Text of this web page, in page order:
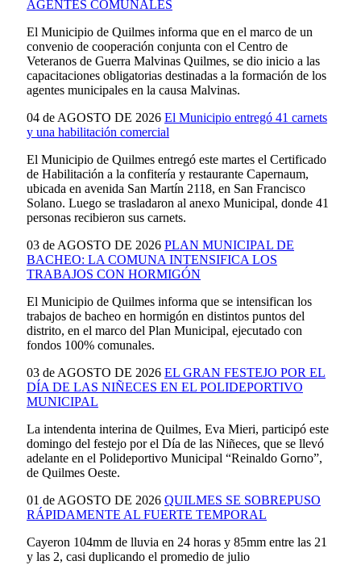
AGENTES COMUNALES
El Municipio de Quilmes informa que en el marco de un
convenio de cooperación conjunta con el Centro de
Veteranos de Guerra Malvinas Quilmes, se dio inicio a las
capacitaciones obligatorias destinadas a la formación de los
agentes municipales en la causa Malvinas.
04 de AGOSTO DE 2026 El Municipio entregó 41 carnets
y una habilitación comercial
El Municipio de Quilmes entregó este martes el Certificado
de Habilitación a la confitería y restaurante Capernaum,
ubicada en avenida San Martín 2118, en San Francisco
Solano. Luego se trasladaron al anexo Municipal, donde 41
personas recibieron sus carnets.
03 de AGOSTO DE 2026 PLAN MUNICIPAL DE
BACHEO: LA COMUNA INTENSIFICA LOS
TRABAJOS CON HORMIGÓN
El Municipio de Quilmes informa que se intensifican los
trabajos de bacheo en hormigón en distintos puntos del
distrito, en el marco del Plan Municipal, ejecutado con
fondos 100% comunales.
03 de AGOSTO DE 2026 EL GRAN FESTEJO POR EL
DÍA DE LAS NIÑECES EN EL POLIDEPORTIVO
MUNICIPAL
La intendenta interina de Quilmes, Eva Mieri, participó este
domingo del festejo por el Día de las Niñeces, que se llevó
adelante en el Polideportivo Municipal “Reinaldo Gorno”,
de Quilmes Oeste.
01 de AGOSTO DE 2026 QUILMES SE SOBREPUSO
RÁPIDAMENTE AL FUERTE TEMPORAL
Cayeron 104mm de lluvia en 24 horas y 85mm entre las 21
y las 2, casi duplicando el promedio de julio